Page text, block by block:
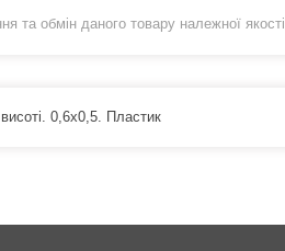
та обмін даного товару належної якості
0,6х0,5. Пластик